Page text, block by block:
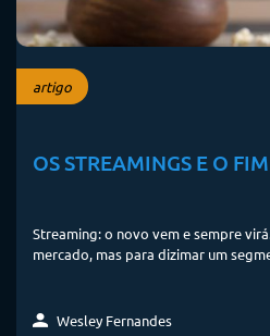
artigo
OS STREAMINGS E O
Streaming: o novo vem e sempre
mercado, mas para dizimar um
Wesley Fernandes